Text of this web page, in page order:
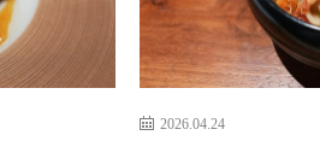
2026.04.24